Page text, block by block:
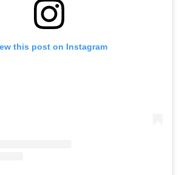
this post on Instagram